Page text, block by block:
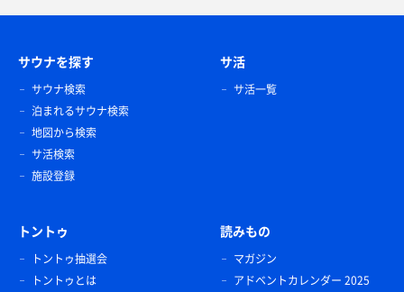
サウナを探す
サウナ検索
泊まれるサウナ検索
地図から検索
サ活検索
施設登録
サ活
サ活一覧
トントゥ
トントゥ抽選会
トントゥとは
読みもの
マガジン
アドベントカレンダー 2025